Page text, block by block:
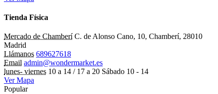
Tienda Física
Mercado de Chamberí C. de Alonso Cano, 10, Chamberí, 28010
Madrid
Llámanos 689627618
Email admin@wondermarket.es
lunes- viernes 10 a 14 / 17 a 20 Sábado 10 - 14
Ver Mapa
Popular